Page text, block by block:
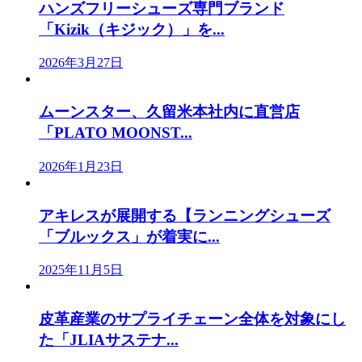
ハンズフリーシューズ専門ブランド
「Kizik（キジック）」を...
2026年3月27日
ムーンスター、久留米本社内に直営店
「PLATO MOONST...
2026年1月23日
アキレスが展開する【ランニングシューズ
「ブルックス」が着実に...
2025年11月5日
皮革産業のサプライチェーン全体を対象にし
た「JLIAサステナ...